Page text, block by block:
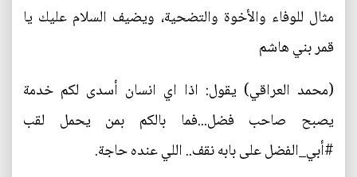
مثال للوفاء والأخوة والتضحية، ويضيف السلام عليك يا
قمر بني هاشم
(محمد العراقي) يقول: اذا اي انسان أسدى لكم خدمة
يصبح صاحب فضل...فما بالكم بمن يحمل لقب
#أبي_الفضل على بابه نقف.. اللي عنده حاجة.